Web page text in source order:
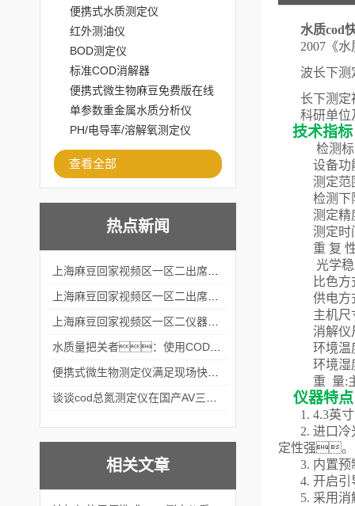
便携式水质测定仪
红外测油仪
BOD测定仪
标准COD消解器
便携式微生物麻豆免费版在线
观看
单参数重金属水质分析仪
PH/电导率/溶解氧测定仪
查看全部
热点新闻
相关文章
水质cod
2007 《
波长下测
长下测定
科研单
技术指标
检测
设备
测定范
检测下
测定精
测定时
重 复
光学
比色方
供电方
主机尺
消解仪
环境温
环境湿
重 量:
仪器特点
1. 4.3英
2. 进口
定性强。
3. 内置预
4. 开启
5. 采用